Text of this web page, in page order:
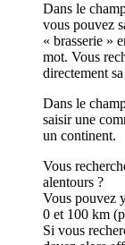
Dans le
vous pouvez
« brasserie »
mot. Vous
directement
Dans le
saisir une
un continent.
Vous
alentours ?
Vous pouvez
0 et 100 km
Si vous